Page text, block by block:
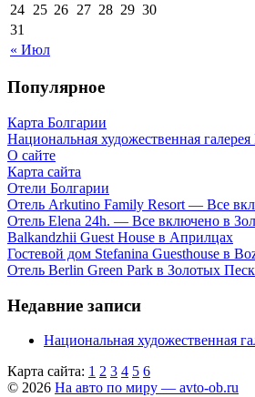
« Июл
24 25 26 27 28 29 30
31
Популярное
Карта Болгарии
Национальная художественная
О сайте
Карта сайта
Отели Болгарии
Отель Arkutino Family Resort — Все
Отель Elena 24h. — Все включено в
Balkandzhii Guest House в Априлцах
Гостевой дом Stefanina Guesthouse в
Отель Berlin Green Park в Золотых
Недавние записи
Национальная художественная
Карта сайта: 1 2 3 4 5 6
© 2026 На авто по миру — avto-ob.ru